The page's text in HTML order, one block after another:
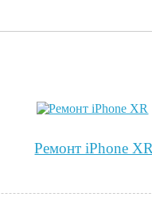
Ремонт iPhone